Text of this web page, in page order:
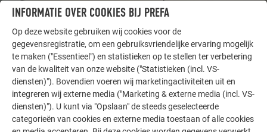
LAAT U INSPIREREN
ANDERE OBJECTEN
De PREFA referentiegallerij laat zien hoe veelzijdig
aluminium kan worden toegepast. Ontdek meer
INFORMATIE OVER COOKIES BIJ PREFA
Op deze website gebruiken wij cookies voor de
gegevensregistratie, om een gebruiksvriendelijke ervaring mogelijk
te maken ("Essentieel") en statistieken op te stellen ter verbetering
van de kwaliteit van onze website ("Statistieken (incl. VS-
diensten)"). Bovendien voeren wij marketingactiviteiten uit en
integreren wij externe media ("Marketing & externe media (incl. VS-
diensten)"). U kunt via "Opslaan" de steeds geselecteerde
categorieën van cookies en externe media toestaan of alle cookies